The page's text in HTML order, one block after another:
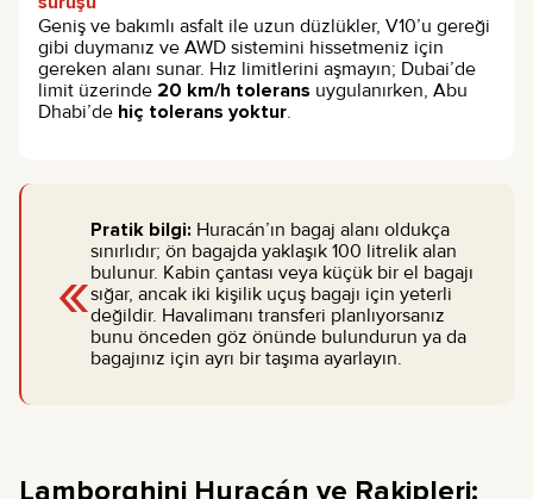
Geniş ve bakımlı asfalt ile uzun düzlükler, V10’u gereği
gibi duymanız ve AWD sistemini hissetmeniz için
gereken alanı sunar. Hız limitlerini aşmayın; Dubai’de
limit üzerinde 20 km/h tolerans uygulanırken, Abu
Dhabi’de hiç tolerans yoktur.
«
Pratik bilgi: Huracán’ın bagaj alanı oldukça
sınırlıdır; ön bagajda yaklaşık 100 litrelik alan
bulunur. Kabin çantası veya küçük bir el bagajı
sığar, ancak iki kişilik uçuş bagajı için yeterli
değildir. Havalimanı transferi planlıyorsanız
bunu önceden göz önünde bulundurun ya da
bagajınız için ayrı bir taşıma ayarlayın.
Lamborghini Huracán ve Rakipleri: